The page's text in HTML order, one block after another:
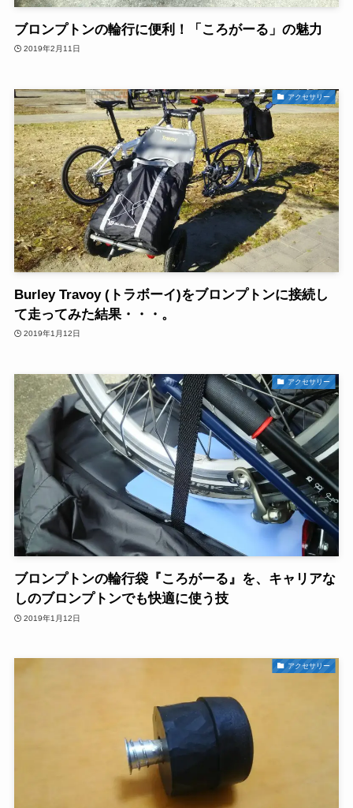
ブロンプトンの輪行に便利！「ころがーる」の魅力
2019年2月11日
アクセサリー
Burley Travoy (トラボーイ)をブロンプトンに接続し
て走ってみた結果・・・。
2019年1月12日
アクセサリー
ブロンプトンの輪行袋『ころがーる』を、キャリアな
しのブロンプトンでも快適に使う技
2019年1月12日
アクセサリー